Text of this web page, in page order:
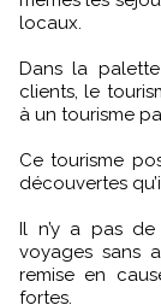
locaux.
Dans la
clients, le
à un tourisme
Ce tourisme
découvertes
Il n’y a pas
voyages sans
remise en
fortes.